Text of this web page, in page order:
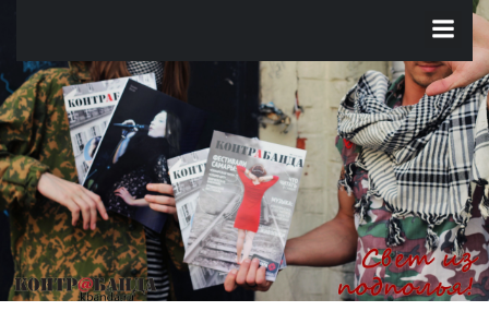
содержимому